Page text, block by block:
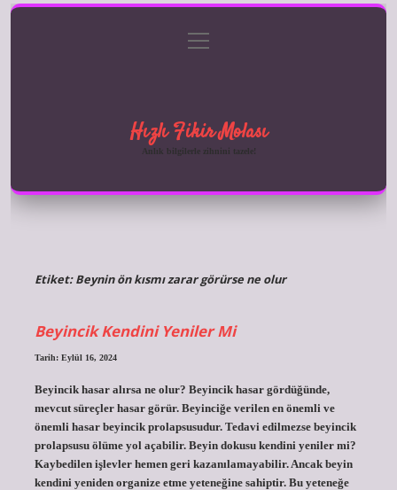
Gizlilik Politikası
menüyü
aç
Hızlı Fikir Molası
Anlık bilgilerle zihnini tazele!
Etiket:Beynin ön kısmı zarar görürse ne olur
Beyincik Kendini Yeniler Mi
Tarih: Eylül 16, 2024
Beyincik hasar alırsa ne olur? Beyincik hasar gördüğünde,
mevcut süreçler hasar görür. Beyinciğe verilen en önemli ve
önemli hasar beyincik prolapsusudur. Tedavi edilmezse beyincik
prolapsusu ölüme yol açabilir. Beyin dokusu kendini yeniler mi?
Kaybedilen işlevler hemen geri kazanılamayabilir. Ancak beyin
kendini yeniden organize etme yeteneğine sahiptir. Bu yeteneğe